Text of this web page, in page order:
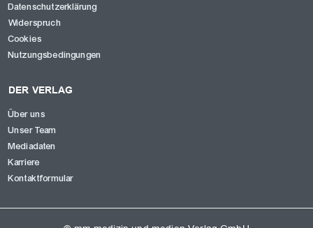
Datenschutzerklärung
Widerspruch
Cookies
Nutzungsbedingungen
DER VERLAG
Über uns
Unser Team
Mediadaten
Karriere
Kontaktformular